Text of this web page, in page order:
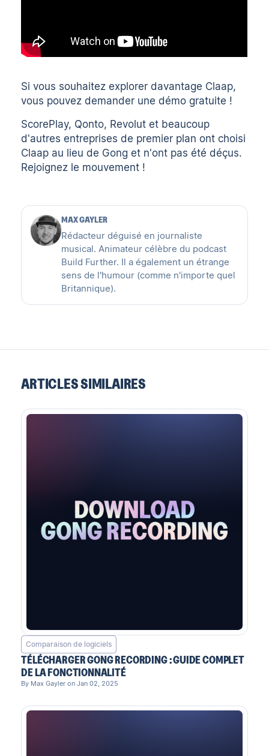
Si vous souhaitez explorer davantage Claap,
vous pouvez demander une démo gratuite !
ScorePlay, Qonto, Revolut et beaucoup
d'autres entreprises de premier plan ont choisi
Claap au lieu de Gong et n'ont pas été déçus.
Rejoignez le mouvement !
MAX GAYLER
Rédacteur déguisé en journaliste
musical. Animateur célèbre du podcast
Build Further. Il a également un étrange
sens de l'humour (comme n'importe quel
Britannique).
ARTICLES SIMILAIRES
Comparaison de logiciels
TÉLÉCHARGER GONG RECORDING : GUIDE COMPLET
DE LA FONCTIONNALITÉ
By Max Gayler on Jan 02, 2025